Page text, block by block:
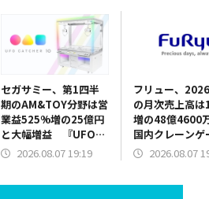
セガサミー、第1四半
期のAM&TOY分野は営
業益525%増の25億円
と大幅増益 『UFO
CATCHER 10』販売好
2026.08.07 19:19
フリュー、
の月次売上高
増の48億4600
国内クレーンゲ
品が販売好調、
2026.08.07